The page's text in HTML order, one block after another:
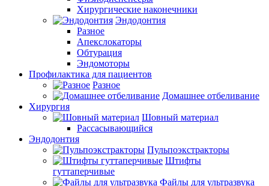
Хирургические наконечники
Эндодонтия
Разное
Апекслокаторы
Обтурация
Эндомоторы
Профилактика для пациентов
Разное
Домашнее отбеливание
Хирургия
Шовный материал
Рассасывающийся
Эндодонтия
Пульпоэкстракторы
Штифты
гуттаперчивые
Файлы для ультразвука